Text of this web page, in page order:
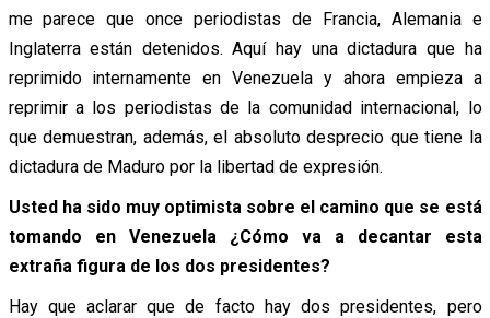
me parece que once periodistas de Francia, Alemania e
Inglaterra están detenidos. Aquí hay una dictadura que ha
reprimido internamente en Venezuela y ahora empieza a
reprimir a los periodistas de la comunidad internacional, lo
que demuestran, además, el absoluto desprecio que tiene la
dictadura de Maduro por la libertad de expresión.
Usted ha sido muy optimista sobre el camino que se está
tomando en Venezuela ¿Cómo va a decantar esta
extraña figura de los dos presidentes?
Hay que aclarar que de facto hay dos presidentes, pero